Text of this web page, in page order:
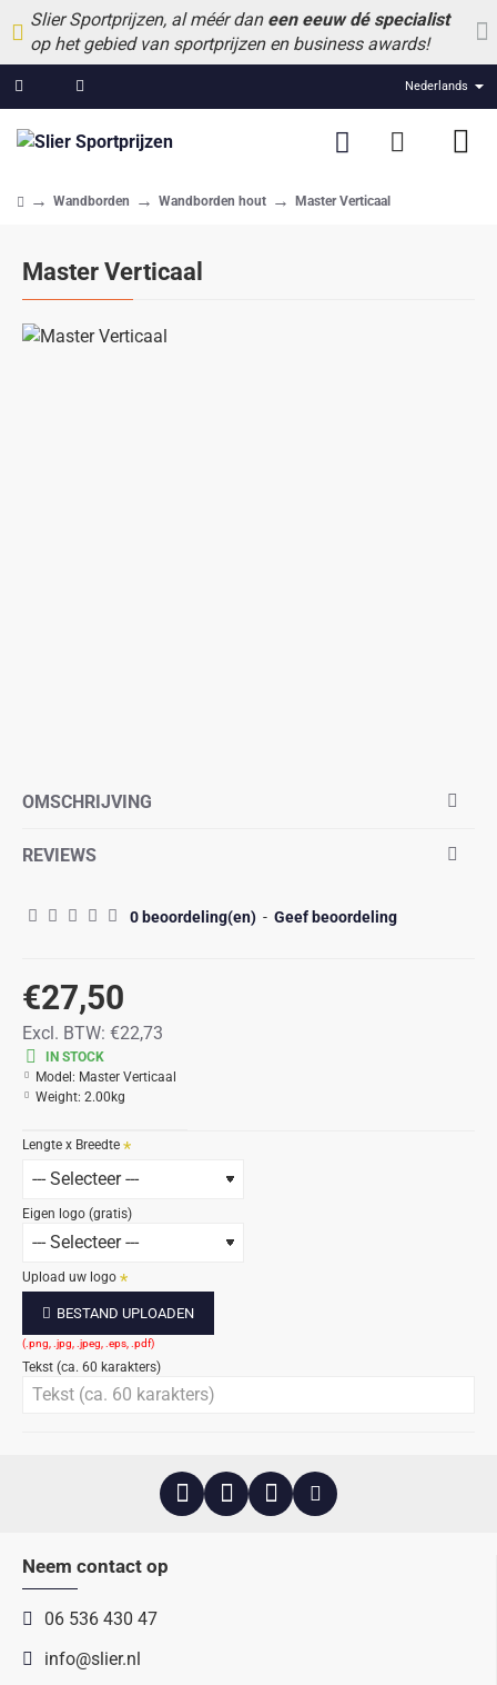
Slier Sportprijzen, al méér dan een eeuw dé specialist
op het gebied van sportprijzen en business awards!
Nederlands
Master Verticaal
Wandborden Wandborden hout Master Verticaal
OMSCHRIJVING
REVIEWS
0 beoordeling(en) - Geef beoordeling
€27,50
Excl. BTW: €22,73
IN STOCK
Model: Master Verticaal
Weight: 2.00kg
Lengte x Breedte
Eigen logo (gratis)
Upload uw logo
BESTAND UPLOADEN
Tekst (ca. 60 karakters)
Neem contact op
06 536 430 47
info@slier.nl